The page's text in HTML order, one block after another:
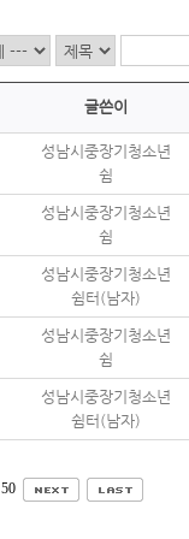
글쓴이
성남시중장기청소년
쉼
성남시중장기청소년
쉼
성남시중장기청소년
쉼터(남자)
성남시중장기청소년
쉼
성남시중장기청소년
쉼터(남자)
50